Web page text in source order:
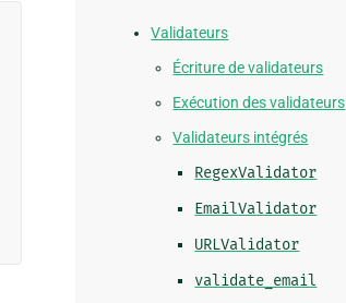
Validateurs
Écriture de validateurs
Exécution des validateurs
Validateurs intégrés
RegexValidator
EmailValidator
URLValidator
validate_email